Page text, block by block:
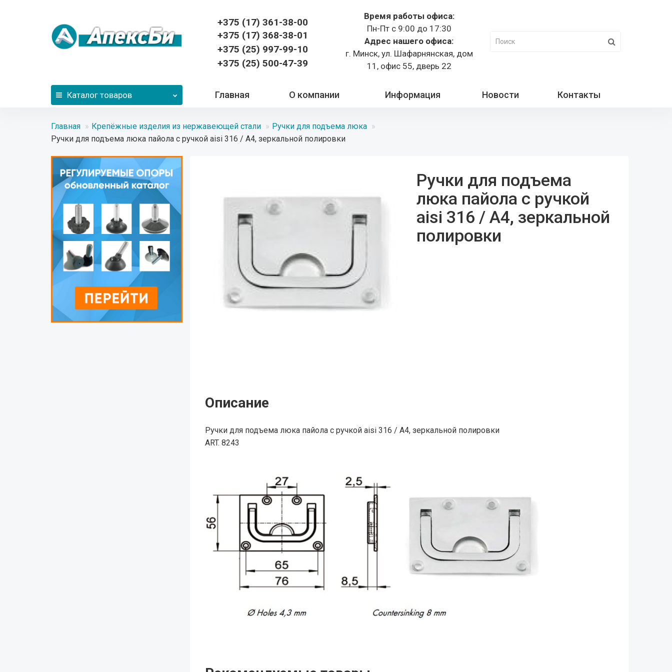
+375 (17) 361-38-00
+375 (17) 368-38-01
+375 (25) 997-99-10
+375 (25) 500-47-39
Время работы офиса:
Пн-Пт с 9:00 до 17:30
Адрес нашего офиса:
г. Минск, ул. Шафарнянская, дом
11, офис 55, дверь 22
Каталог товаров Главная О компании Информация Новости Контакты
Главная Крепёжные изделия из нержавеющей стали
Ручки для подъема люка
Ручки для подъема люка пайола с ручкой aisi 316 / A4, зеркальной полировки
Ручки для подъема
люка пайола с ручкой
aisi 316 / A4, зеркальной
полировки
Описание
Ручки для подъема люка пайола с ручкой aisi 316 / A4, зеркальной полировки
ART. 8243